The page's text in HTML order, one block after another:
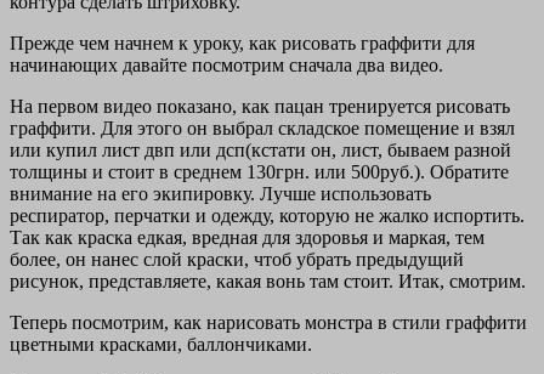
Прежде чем начнем к уроку, как рисовать граффити для
начинающих давайте посмотрим сначала два видео.
На первом видео показано, как пацан тренируется рисовать
граффити. Для этого он выбрал складское помещение и взял
или купил лист двп или дсп(кстати он, лист, бываем разной
толщины и стоит в среднем 130грн. или 500руб.). Обратите
внимание на его экипировку. Лучше использовать
респиратор, перчатки и одежду, которую не жалко испортить.
Так как краска едкая, вредная для здоровья и маркая, тем
более, он нанес слой краски, чтоб убрать предыдущий
рисунок, представляете, какая вонь там стоит. Итак, смотрим.
Теперь посмотрим, как нарисовать монстра в стили граффити
цветными красками, баллончиками.